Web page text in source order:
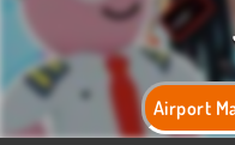
Airport